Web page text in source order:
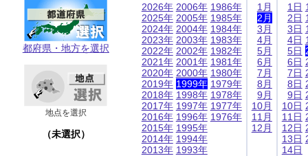
都府県・地方を選択
地点を選択
（未選択）
2026年
2025年
2024年
2023年
2022年
2021年
2020年
2019年
2018年
2017年
2016年
2015年
2014年
2013年
2006年
2005年
2004年
2003年
2002年
2001年
2000年
1999年
1998年
1997年
1996年
1995年
1994年
1993年
1986年
1985年
1984年
1983年
1982年
1981年
1980年
1979年
1978年
1977年
1976年
1月
2月
3月
4月
5月
6月
7月
8月
9月
10月
11月
12月
1日
2日
3日
4日
5日
6日
7日
8日
9日
10日
11日
12日
13日
14日